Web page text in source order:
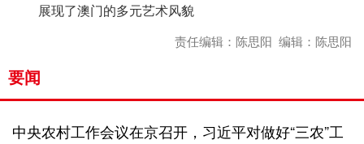
展现了澳门的多元艺术风貌
责任编辑：陈思阳 编辑：陈思阳
要闻
中央农村工作会议在京召开，习近平对做好“三农”工